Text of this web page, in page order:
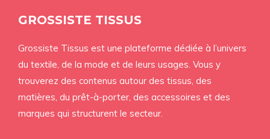
GROSSISTE TISSUS
Grossiste Tissus est une plateforme dédiée à l’univers
du textile, de la mode et de leurs usages. Vous y
trouverez des contenus autour des tissus, des
matières, du prêt-à-porter, des accessoires et des
marques qui structurent le secteur.